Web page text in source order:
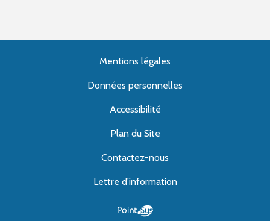
Mentions légales
Données personnelles
Accessibilité
Plan du Site
Contactez-nous
Lettre d'information